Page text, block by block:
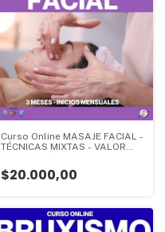
Curso Online MASAJE FACIAL -
TÉCNICAS MIXTAS - VALOR
ESPECIALIZACIÓN - 3 meses -
Valor Inscripción:
$20.000,00